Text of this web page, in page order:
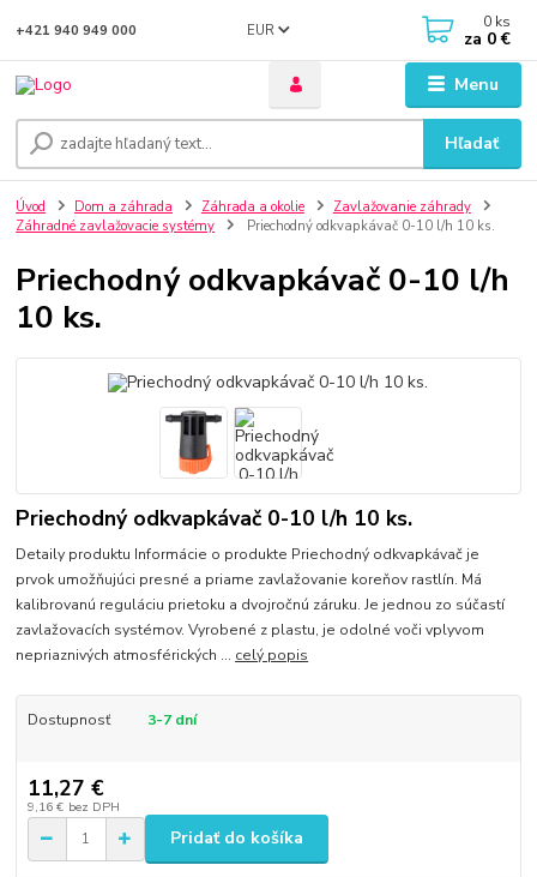
Menu
EUR
Hľadať
+421 940 949 000 0 ks
za 0 €
Úvod Dom a záhrada Záhrada a okolie
Zavlažovanie záhrady
Záhradné zavlažovacie systémy
Priechodný odkvapkávač 0-10 l/h 10 ks.
Priechodný odkvapkávač 0-10 l/h
10 ks.
Priechodný odkvapkávač 0-10 l/h 10 ks.
Detaily produktu Informácie o produkte Priechodný odkvapkávač je
prvok umožňujúci presné a priame zavlažovanie koreňov rastlín. Má
kalibrovanú reguláciu prietoku a dvojročnú záruku. Je jednou zo súčastí
zavlažovacích systémov. Vyrobené z plastu, je odolné voči vplyvom
nepriaznivých atmosférických ... celý popis
Dostupnosť 3-7 dní
11,27 €
9,16 € bez DPH
Pridať do košíka